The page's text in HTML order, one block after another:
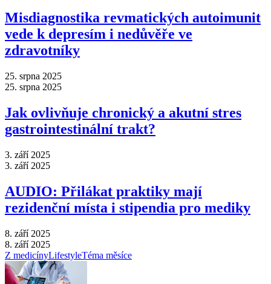
Misdiagnostika revmatických autoimunit
vede k depresím i nedůvěře ve
zdravotníky
25. srpna 2025
25. srpna 2025
Jak ovlivňuje chronický a akutní stres
gastrointestinální trakt?
3. září 2025
3. září 2025
AUDIO: Přilákat praktiky mají
rezidenční místa i stipendia pro mediky
8. září 2025
8. září 2025
Z medicínyLifestyleTéma měsíce